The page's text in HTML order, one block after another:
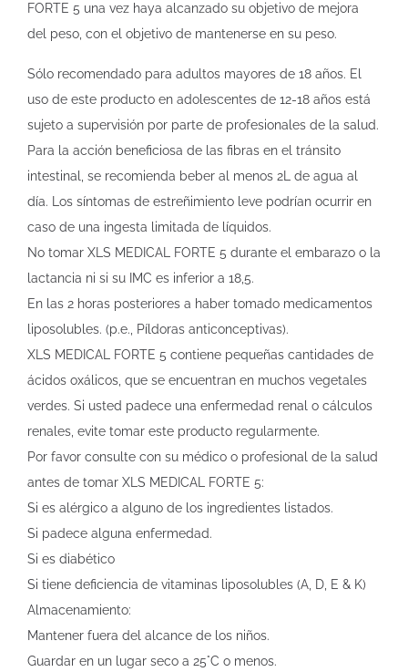
FORTE 5 una vez haya alcanzado su objetivo de mejora
del peso, con el objetivo de mantenerse en su peso.
Sólo recomendado para adultos mayores de 18 años. El
uso de este producto en adolescentes de 12­-18 años está
sujeto a supervisión por parte de profesionales de la salud.
Para la acción beneficiosa de las fibras en el tránsito
intestinal, se recomienda beber al menos 2L de agua al
día. Los síntomas de estreñimiento leve podrían ocurrir en
caso de una ingesta limitada de líquidos.
No tomar XL­S MEDICAL FORTE 5 durante el embarazo o la
lactancia ni si su IMC es inferior a 18,5.
En las 2 horas posteriores a haber tomado medicamentos
liposolubles. (p.e., Píldoras anticonceptivas).
XL­S MEDICAL FORTE 5 contiene pequeñas cantidades de
ácidos oxálicos, que se encuentran en muchos vegetales
verdes. Si usted padece una enfermedad renal o cálculos
renales, evite tomar este producto regularmente.
Por favor consulte con su médico o profesional de la salud
antes de tomar XL­S MEDICAL FORTE 5:
Si es alérgico a alguno de los ingredientes listados.
Si padece alguna enfermedad.
Si es diabético
Si tiene deficiencia de vitaminas liposolubles (A, D, E & K)
Almacenamiento:
Mantener fuera del alcance de los niños.
Guardar en un lugar seco a 25°C o menos.